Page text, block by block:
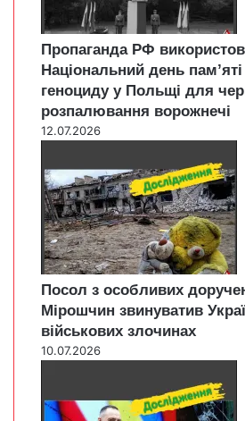
Пропаганда РФ
Національний день
геноциду у Польщі для
розпалювання ворожнечі
12.07.2026
Посол з особливих
Мірошчин звинуватив
військових злочинах
10.07.2026